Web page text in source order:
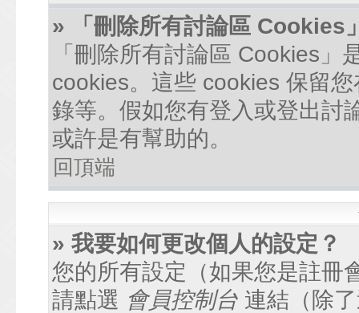
» 「刪除所有討論區 Cookies
「刪除所有討論區 Cookies
cookies。這些 cookies 保留
錄等。假如您有登入或登出討
或許是有幫助的。
回頂端
» 我要如何更改個人的設定？
您的所有設定（如果您是註冊
請點選 會員控制台 連結（除